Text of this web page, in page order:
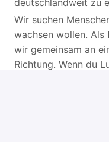
Wir suchen
wachsen wollen. Als
wir gemeinsam an
Richtung. Wenn du